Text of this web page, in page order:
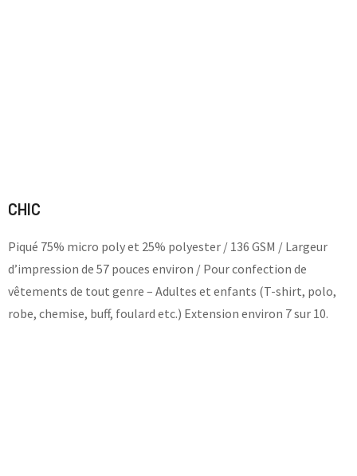
CHIC
Piqué 75% micro poly et 25% polyester / 136 GSM / Largeur
d’impression de 57 pouces environ / Pour confection de
vêtements de tout genre – Adultes et enfants (T-shirt, polo,
robe, chemise, buff, foulard etc.) Extension environ 7 sur 10.